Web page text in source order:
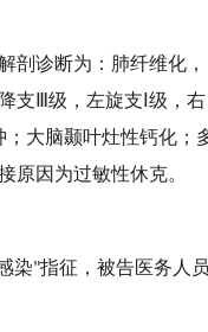
剖诊断为：肺纤维化，
支
级，左旋支 级，右
大脑颞叶灶性钙化；
原因为过敏性休克。
染"指征，被告医务人员